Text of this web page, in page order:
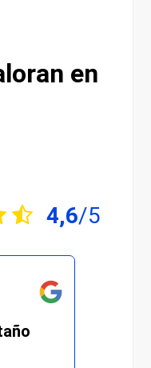
en
4,6/5